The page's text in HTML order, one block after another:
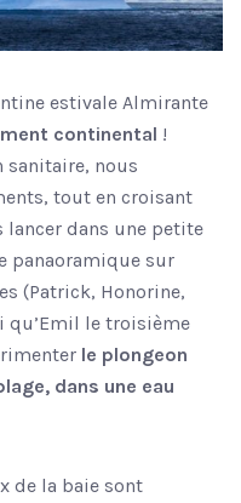
estivale Almirante
continental !
sanitaire, nous
tout en croisant
lancer dans une petite
panaoramique sur
(Patrick, Honorine,
qu’Emil le troisième
le plongeon
dans une eau
de la baie sont